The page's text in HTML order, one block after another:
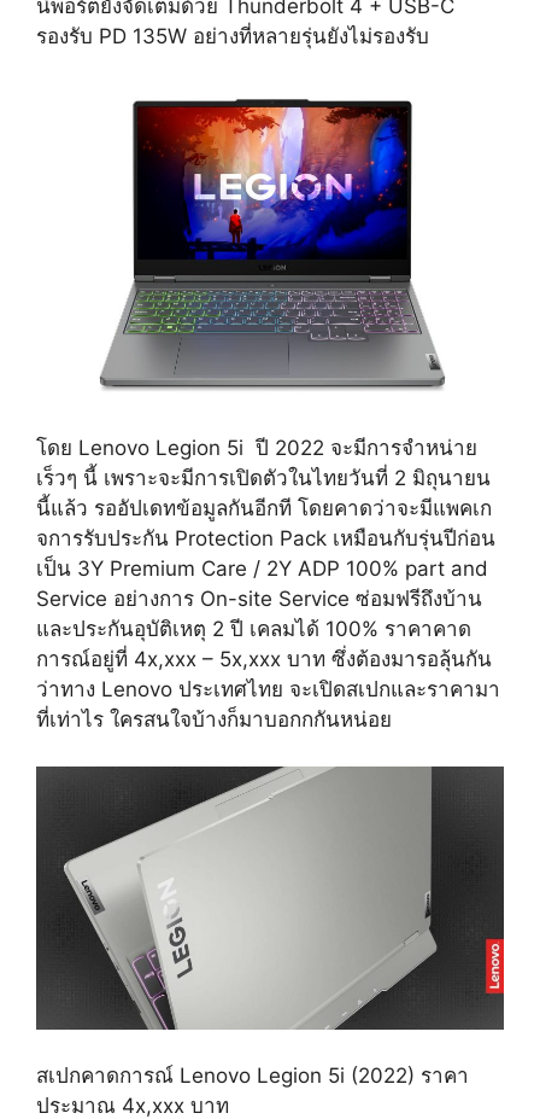
นี้พอร์ตยังจัดเต็มด้วย Thunderbolt 4 + USB-C
รองรับ PD 135W อย่างที่หลายรุ่นยังไม่รองรับ
โดย Lenovo Legion 5i ปี 2022 จะมีการจำหน่าย
เร็วๆ นี้ เพราะจะมีการเปิดตัวในไทยวันที่ 2 มิถุนายน
นี้แล้ว รออัปเดทข้อมูลกันอีกที โดยคาดว่าจะมีแพคเก
จการรับประกัน Protection Pack เหมือนกับรุ่นปีก่อน
เป็น 3Y Premium Care / 2Y ADP 100% part and
Service อย่างการ On-site Service ซ่อมฟรีถึงบ้าน
และประกันอุบัติเหตุ 2 ปี เคลมได้ 100% ราคาคาด
การณ์อยู่ที่ 4x,xxx – 5x,xxx บาท ซึ่งต้องมารอลุ้นกัน
ว่าทาง Lenovo ประเทศไทย จะเปิดสเปกและราคามา
ที่เท่าไร ใครสนใจบ้างก็มาบอกกกันหน่อย
สเปกคาดการณ์ Lenovo Legion 5i (2022) ราคา
ประมาณ 4x,xxx บาท